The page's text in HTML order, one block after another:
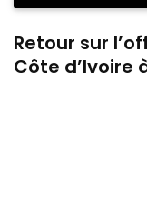
Retour sur
Côte d’Ivoire